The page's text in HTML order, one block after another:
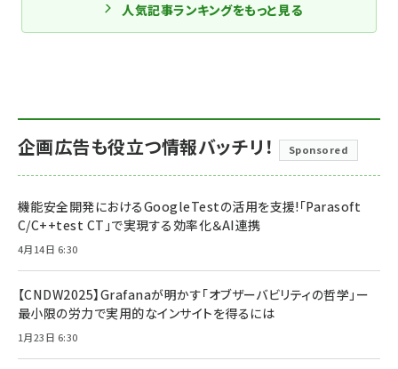
人気記事ランキングをもっと見る
企画広告も役立つ情報バッチリ！ Sponsored
機能安全開発におけるGoogleTestの活用を支援!「Parasoft
C/C++test CT」で実現する効率化＆AI連携
4月14日 6:30
【CNDW2025】Grafanaが明かす「オブザーバビリティの哲学」ー
最小限の労力で実用的なインサイトを得るには
1月23日 6:30